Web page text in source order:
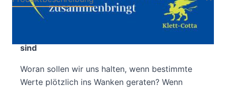
Von der Sehnsucht nach einer Gesellschaft, in
sind
Woran sollen wir uns halten, wenn bestimmte
Werte plötzlich ins Wanken geraten? Wenn